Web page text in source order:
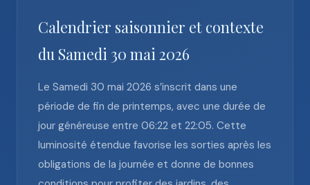
Calendrier saisonnier et contexte
du Samedi 30 mai 2026
Le Samedi 30 mai 2026 s’inscrit dans une
période de fin de printemps, avec une durée de
jour généreuse entre 06:22 et 22:05. Cette
luminosité étendue favorise les sorties après les
obligations de la journée et donne de bonnes